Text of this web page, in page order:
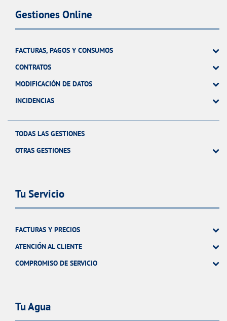
Gestiones Online
FACTURAS, PAGOS Y CONSUMOS
CONTRATOS
MODIFICACIÓN DE DATOS
INCIDENCIAS
TODAS LAS GESTIONES
OTRAS GESTIONES
Tu Servicio
FACTURAS Y PRECIOS
ATENCIÓN AL CLIENTE
COMPROMISO DE SERVICIO
Tu Agua